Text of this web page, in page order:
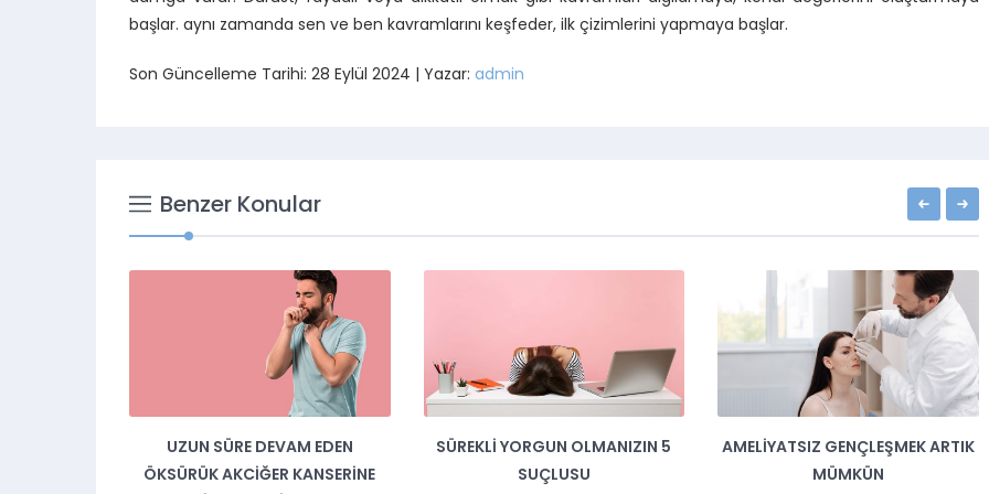
başlar. aynı zamanda sen ve ben kavramlarını keşfeder, ilk çizimlerini yapmaya başlar.
Son Güncelleme Tarihi: 28 Eylül 2024 | Yazar: admin
Benzer Konular
SÜREKLI YORGUN OLMANIZIN 5
SUÇLUSU
AMELIYATSIZ GENÇLEŞMEK ARTIK
MÜMKÜN
SÜREKLI GERGIN OLMANIZIN
ARKASINDA, D VITAMINI EKSIKLIĞI